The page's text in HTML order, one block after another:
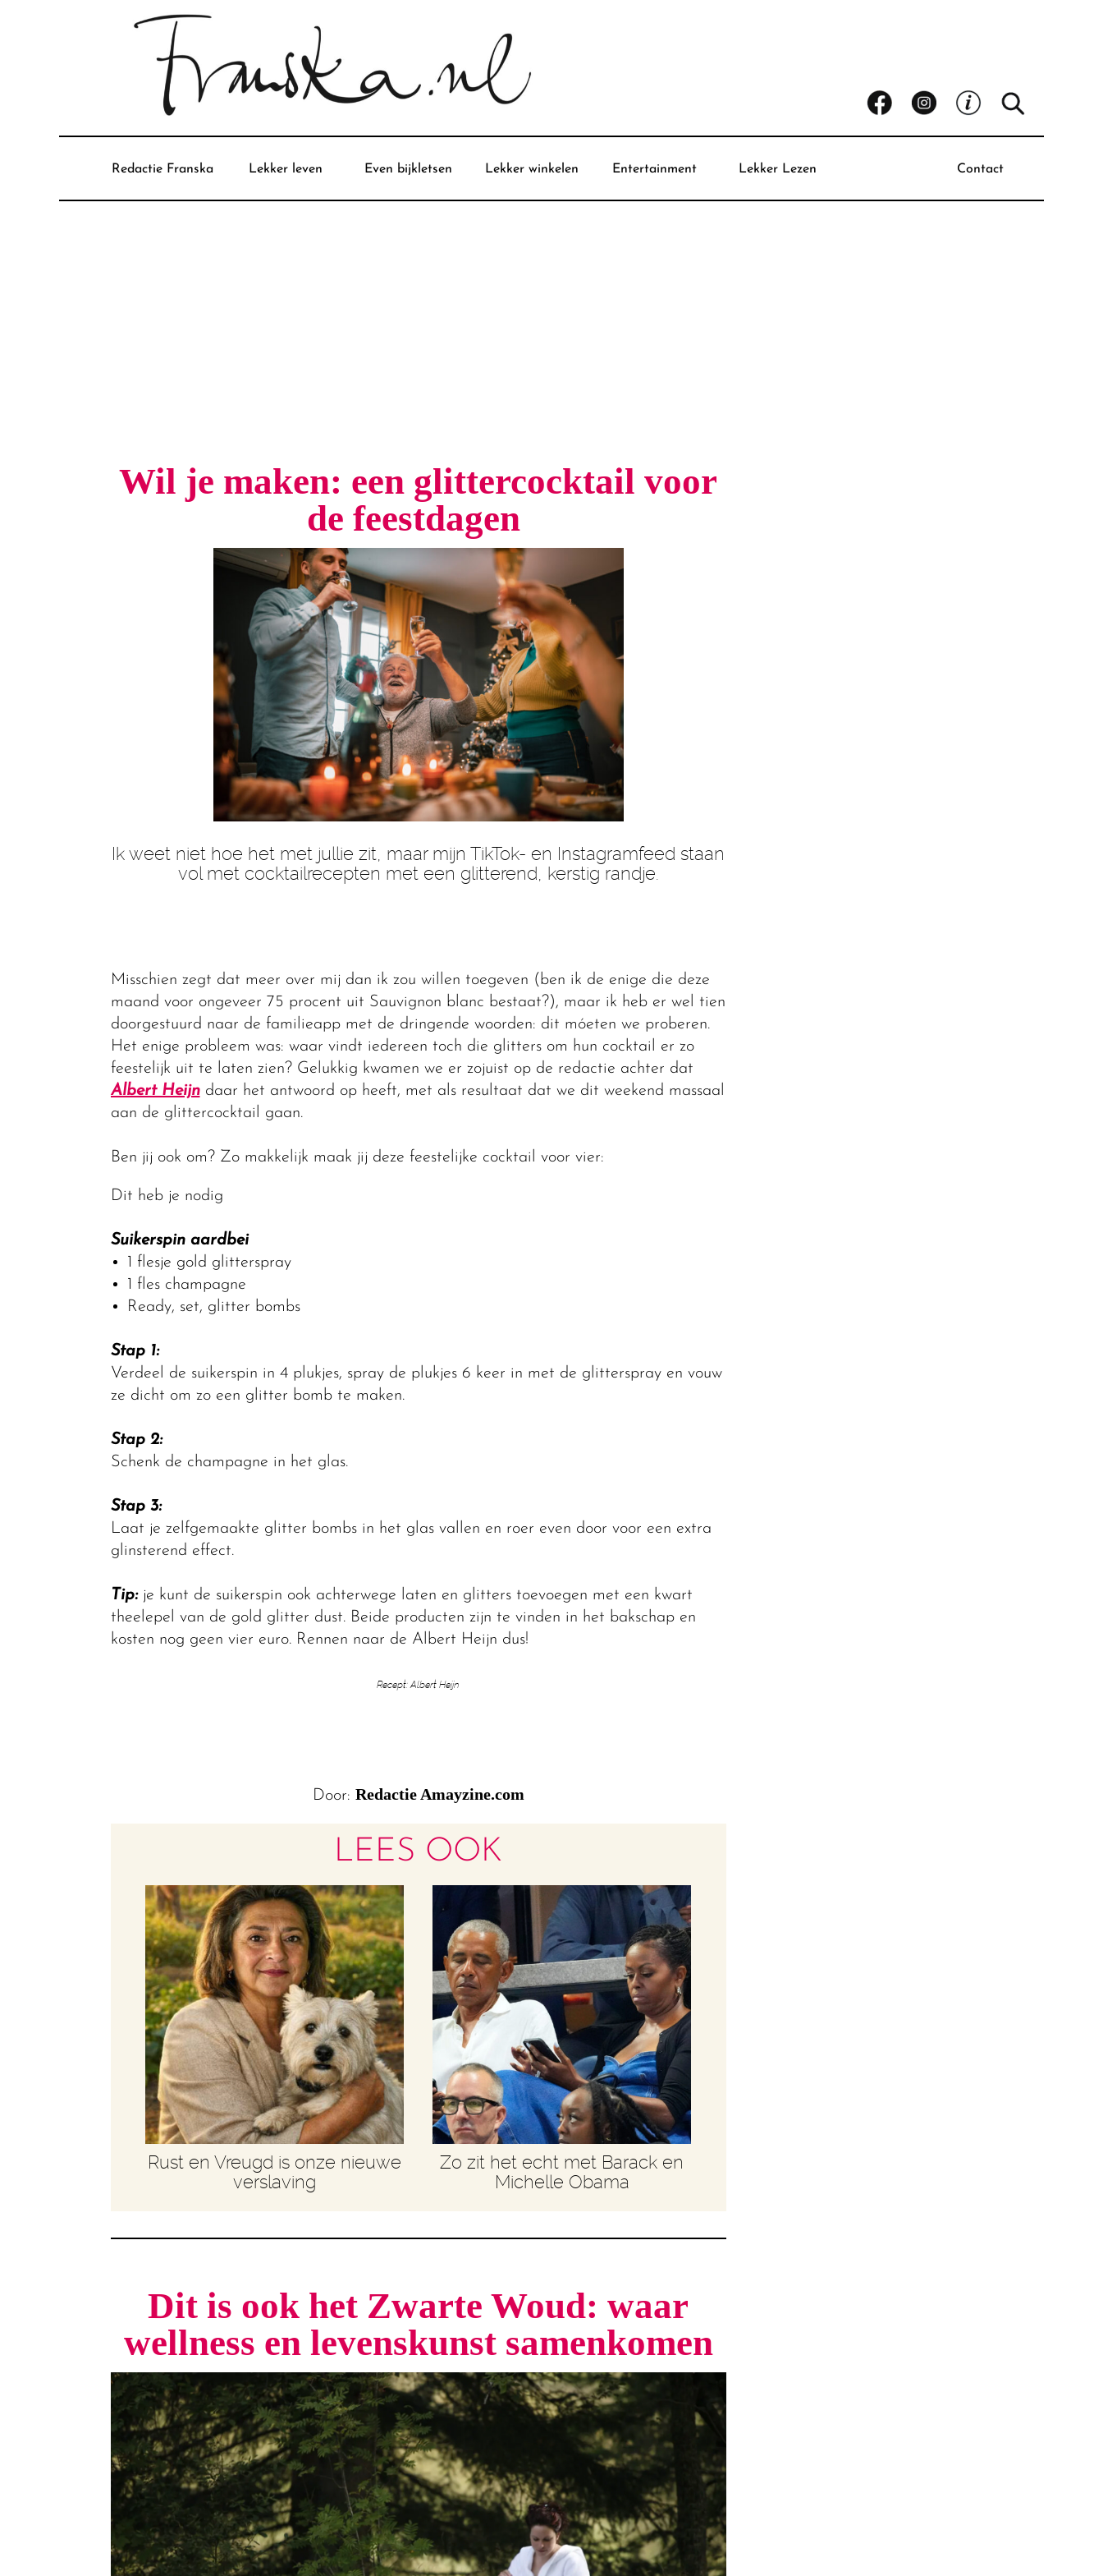
Redactie Franska Lekker leven Even bijkletsen Lekker winkelen Entertainment Lekker Lezen Contact
Wil je maken: een glittercocktail voor
de feestdagen
Ik weet niet hoe het met jullie zit, maar mijn TikTok- en Instagramfeed staan
vol met cocktailrecepten met een glitterend, kerstig randje.
Misschien zegt dat meer over mij dan ik zou willen toegeven (ben ik de enige die deze
maand voor ongeveer 75 procent uit Sauvignon blanc bestaat?), maar ik heb er wel tien
doorgestuurd naar de familieapp met de dringende woorden: dit móeten we proberen.
Het enige probleem was: waar vindt iedereen toch die glitters om hun cocktail er zo
feestelijk uit te laten zien? Gelukkig kwamen we er zojuist op de redactie achter dat
Albert Heijndaar het antwoord op heeft, met als resultaat dat we dit weekend massaal
aan de glittercocktail gaan.
Ben jij ook om? Zo makkelijk maak jij deze feestelijke cocktail voor vier:
Dit heb je nodig
Suikerspin aardbei
1 flesje gold glitterspray
1 fles champagne
Ready, set, glitter bombs
Stap 1:
Verdeel de suikerspin in 4 plukjes, spray de plukjes 6 keer in met de glitterspray en vouw
ze dicht om zo een glitter bomb te maken.
Stap 2:
Schenk de champagne in het glas.
Stap 3:
Laat je zelfgemaakte glitter bombs in het glas vallen en roer even door voor een extra
glinsterend effect.
Tip:je kunt de suikerspin ook achterwege laten en glitters toevoegen met een kwart
theelepel van de gold glitter dust. Beide producten zijn te vinden in het bakschap en
kosten nog geen vier euro. Rennen naar de Albert Heijn dus!
Recept: Albert Heijn
Door: Redactie Amayzine.com
LEES OOK
Rust en Vreugd is onze nieuwe
verslaving
Zo zit het echt met Barack en
Michelle Obama
Dit is ook het Zwarte Woud: waar
wellness en levenskunst samenkomen